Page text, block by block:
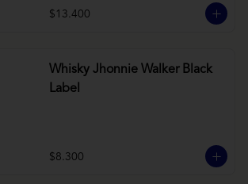
$13.400
Whisky Jhonnie Walker Black
Label
$8.300